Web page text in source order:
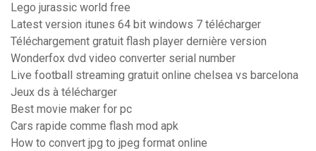
Lego jurassic world free
Latest version itunes 64 bit windows 7 télécharger
Téléchargement gratuit flash player dernière version
Wonderfox dvd video converter serial number
Live football streaming gratuit online chelsea vs barcelona
Jeux ds à télécharger
Best movie maker for pc
Cars rapide comme flash mod apk
How to convert jpg to jpeg format online